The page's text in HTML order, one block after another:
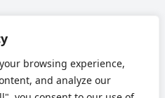
browsing experience,
and analyze our